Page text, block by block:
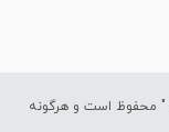
" محفوظ است و هرگونه